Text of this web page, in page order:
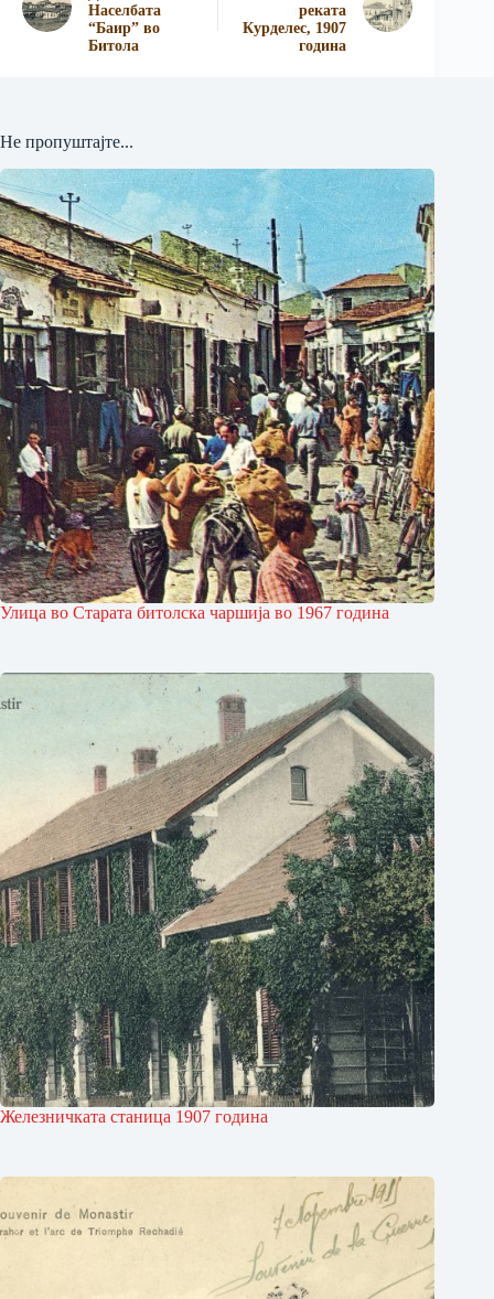
Населбата
“Баир” во
Битола
реката
Курделес, 1907
година
Не пропуштајте...
Улица во Старата би­толска чаршија во 1967 година
Железничката станица 1907 година